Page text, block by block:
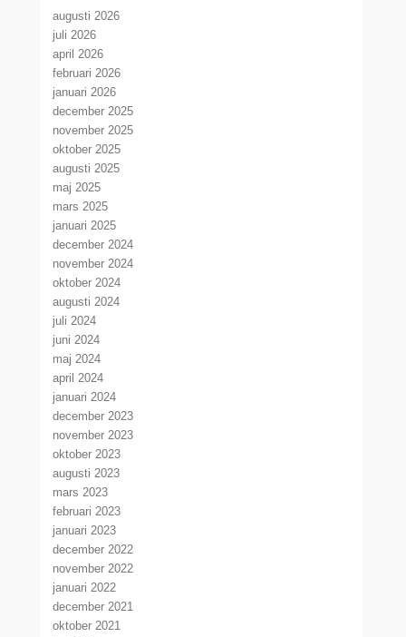
augusti 2026
juli 2026
april 2026
februari 2026
januari 2026
december 2025
november 2025
oktober 2025
augusti 2025
maj 2025
mars 2025
januari 2025
december 2024
november 2024
oktober 2024
augusti 2024
juli 2024
juni 2024
maj 2024
april 2024
januari 2024
december 2023
november 2023
oktober 2023
augusti 2023
mars 2023
februari 2023
januari 2023
december 2022
november 2022
januari 2022
december 2021
oktober 2021